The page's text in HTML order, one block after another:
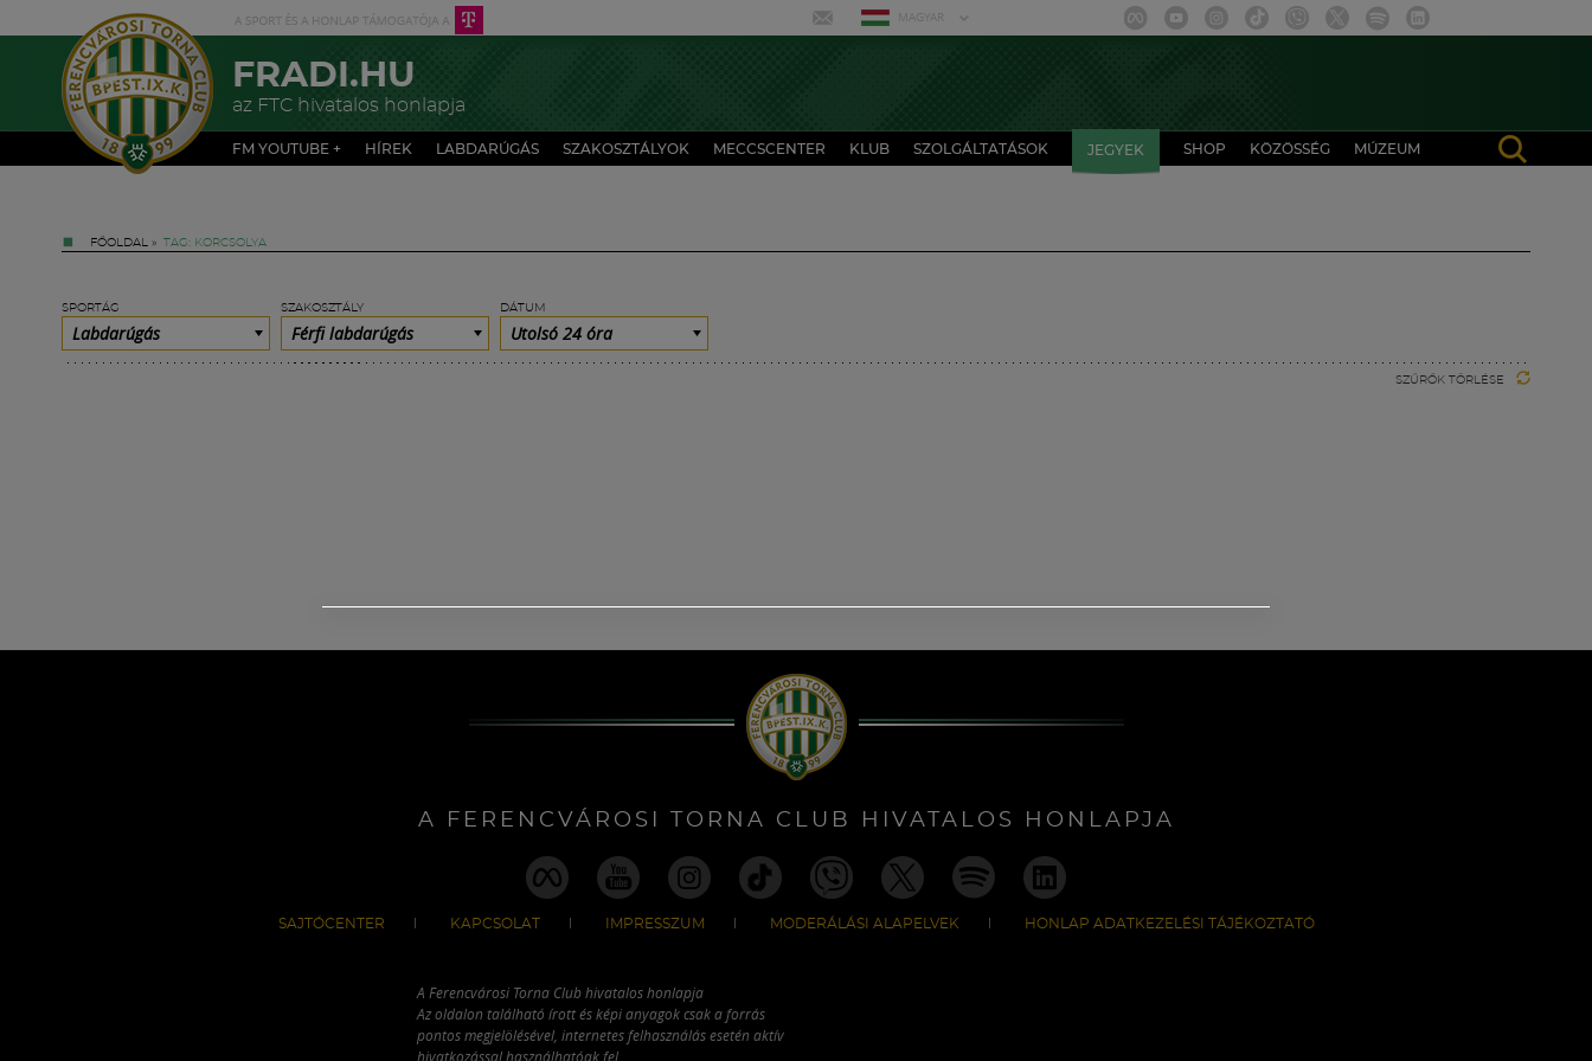
MAGYAR
FRADI.HU
az FTC hivatalos honlapja
FM YOUTUBE + HÍREK LABDARÚGÁS SZAKOSZTÁLYOK MECCSCENTER KLUB SZOLGÁLTATÁSOK JEGYEK SHOP KÖZÖSSÉG MÚZEUM
FŐOLDAL » TAG: KORCSOLYA
SPORTÁG
Labdarúgás
SZAKOSZTÁLY
Férfi labdarúgás
DÁTUM
Utolsó 24 óra
SZŰRŐK TÖRLÉSE
A FERENCVÁROSI TORNA CLUB HIVATALOS HONLAPJA
SAJTÓCENTER KAPCSOLAT IMPRESSZUM MODERÁLÁSI ALAPELVEK HONLAP ADATKEZELÉSI TÁJÉKOZTATÓ
A Ferencvárosi Torna Club hivatalos honlapja
Az oldalon található írott és képi anyagok csak a forrás
pontos megjelölésével, internetes felhasználás esetén aktív
hivatkozással használhatóak fel.